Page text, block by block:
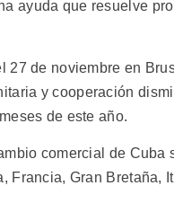
ayuda que resuelve
27 de noviembre en
y cooperación
de este año.
comercial de
Francia, Gran Bretaña,